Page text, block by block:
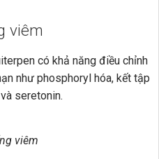
viêm
có khả năng điều chỉnh
như phosphoryl hóa, kết tập
seretonin.
viêm